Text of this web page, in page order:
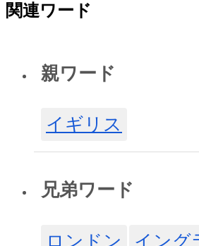
関連ワード
親ワード
イギリス
兄弟ワード
ロンドン
イング